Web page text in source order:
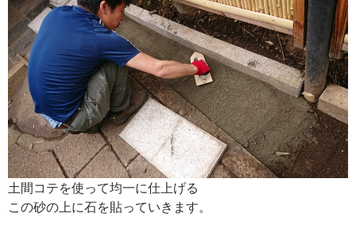
土間コテを使って均一に仕上げる
この砂の上に石を貼っていきます。